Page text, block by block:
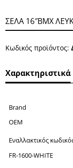
ΣΕΛΑ 16″ΒΜΧ
Κωδικός προϊόντος:
Χαρακτηριστικά
Brand
OEM
Εναλλακτικός
FR-1600-WHITE